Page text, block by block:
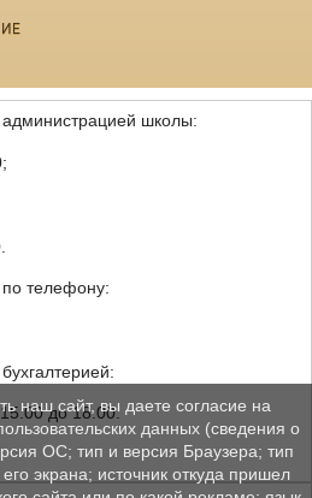
школы:
по телефону:
до 18.00.
наш сайт, вы даете согласие на
данных (сведения о
ОС; тип и версия Браузера; тип
экрана; источник откуда пришел